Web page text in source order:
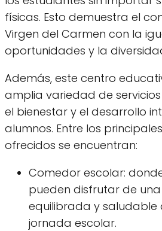
físicas. Esto demuestra el
Virgen del Carmen con la
oportunidades y la
Además, este centro
amplia variedad de
el bienestar y el desarrollo
alumnos. Entre los
ofrecidos se encuentran:
Comedor escolar:
pueden disfrutar de
equilibrada y saludable
jornada escolar.